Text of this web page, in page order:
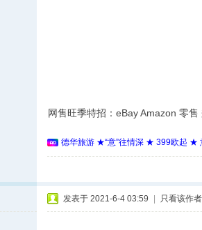
网售旺季特招：eBay Amazon 零
德华旅游 ★“意”往情深 ★ 399欧起 ★
发表于 2021-6-4 03:59 只看该作者